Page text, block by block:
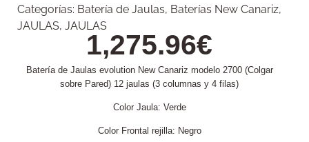
Categorías: Batería de Jaulas, Baterías New Canariz,
JAULAS, JAULAS
1,275.96€
Batería de Jaulas evolution New Canariz modelo 2700 (Colgar
sobre Pared) 12 jaulas (3 columnas y 4 filas)
Color Jaula: Verde
Color Frontal rejilla: Negro